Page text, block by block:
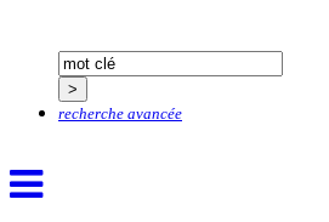
recherche avancée